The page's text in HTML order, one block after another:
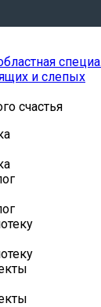
и слепых
счастья